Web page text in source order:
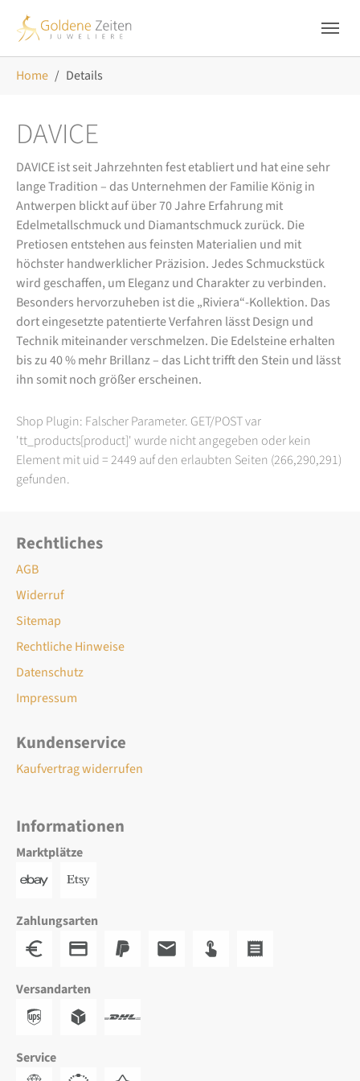
Home Details
DAVICE
DAVICE ist seit Jahrzehnten fest etabliert und hat eine sehr
lange Tradition – das Unternehmen der Familie König in
Antwerpen blickt auf über 70 Jahre Erfahrung mit
Edelmetallschmuck und Diamantschmuck zurück. Die
Pretiosen entstehen aus feinsten Materialien und mit
höchster handwerklicher Präzision. Jedes Schmuckstück
wird geschaffen, um Eleganz und Charakter zu verbinden.
Besonders hervorzuheben ist die „Riviera“-Kollektion. Das
dort eingesetzte patentierte Verfahren lässt Design und
Technik miteinander verschmelzen. Die Edelsteine erhalten
bis zu 40 % mehr Brillanz – das Licht trifft den Stein und lässt
ihn somit noch größer erscheinen.
Shop Plugin: Falscher Parameter. GET/POST var
'tt_products[product]' wurde nicht angegeben oder kein
Element mit uid = 2449 auf den erlaubten Seiten (266,290,291)
gefunden.
Rechtliches
AGB
Widerruf
Sitemap
Rechtliche Hinweise
Datenschutz
Impressum
Kundenservice
Kaufvertrag widerrufen
Informationen
Marktplätze
Zahlungsarten
Versandarten
Service